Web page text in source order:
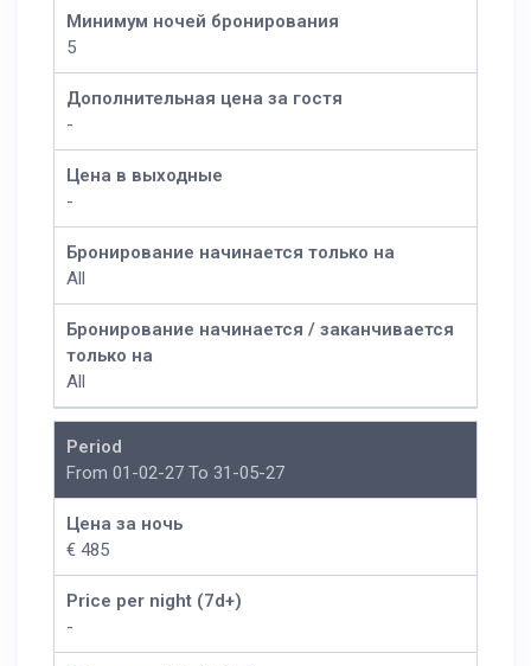
Минимум ночей бронирования
5
Дополнительная цена за гостя
-
Цена в выходные
-
Бронирование начинается только на
All
Бронирование начинается / заканчивается
только на
All
Period
From 01-02-27 To 31-05-27
Цена за ночь
€ 485
Price per night (7d+)
-